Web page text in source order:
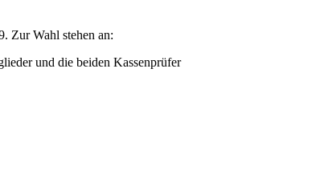
Zur Wahl stehen an:
und die beiden Kassenprüfer